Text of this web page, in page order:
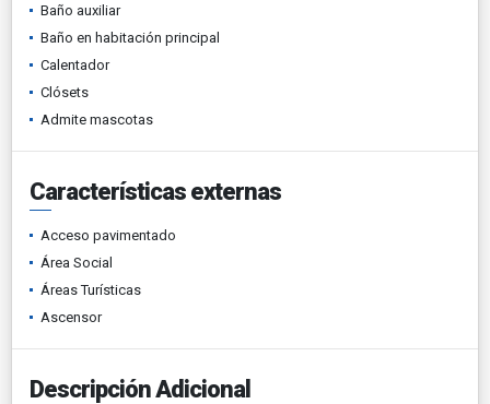
Baño auxiliar
Baño en habitación principal
Calentador
Clósets
Admite mascotas
Características externas
Acceso pavimentado
Área Social
Áreas Turísticas
Ascensor
Descripción Adicional